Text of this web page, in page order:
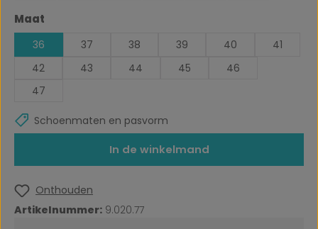
Selecteer
Maat
36 37 38 39 40
41
42
43 44 45
46
47
Schoenmaten en pasvorm
In de winkelmand
Onthouden
Artikelnummer: 9.020.77